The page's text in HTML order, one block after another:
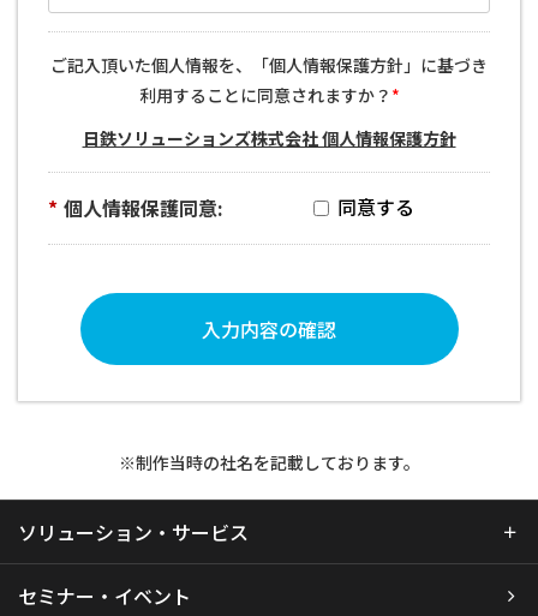
ご記入頂いた個人情報を、「個人情報保護方針」に基づき
利用することに同意されますか？ *
日鉄ソリューションズ株式会社 個人情報保護方針
* 個人情報保護同意:
入力内容の確認
※制作当時の社名を記載しております。
ソリューション・サービス
セミナー・イベント